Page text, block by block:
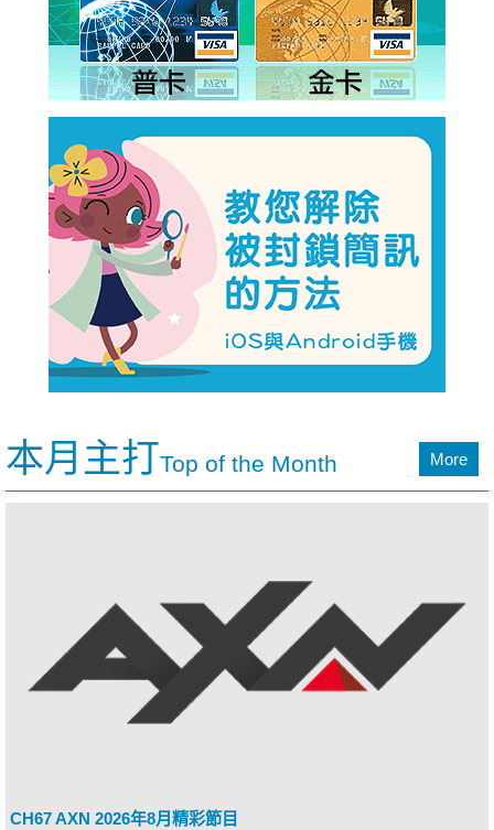
本月主打Top of the Month More
CH67 AXN 2026年8月精彩節目